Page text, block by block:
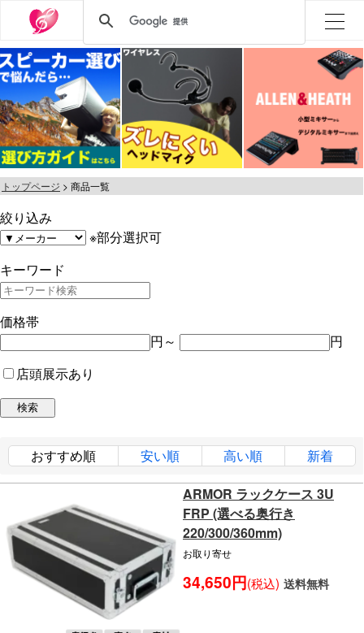
トップページ 商品一覧
絞り込み
※部分選択可
キーワード
価格帯
円～
円
店頭展示あり
おすすめ順 安い順 高い順 新着
ARMOR ラックケース 3U
FRP (選べる奥行き
220/300/360mm)
お取り寄せ
34,650円(税込) 送料無料